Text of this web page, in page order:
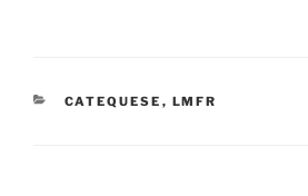
CATEGORIAS
CATEQUESE , LMFR